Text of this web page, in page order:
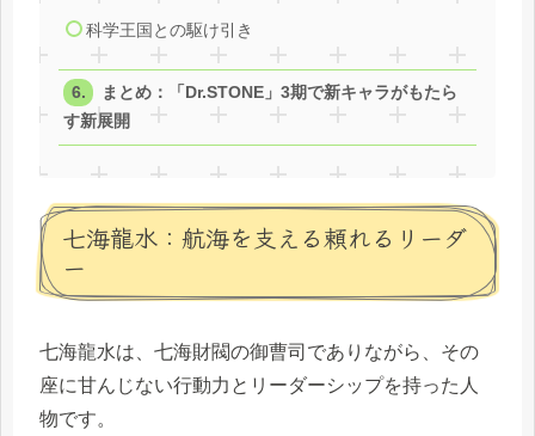
科学王国との駆け引き
まとめ：「Dr.STONE」3期で新キャラがもたら
す新展開
七海龍水：航海を支える頼れるリーダ
ー
七海龍水は、七海財閥の御曹司でありながら、その
座に甘んじない行動力とリーダーシップを持った人
物です。